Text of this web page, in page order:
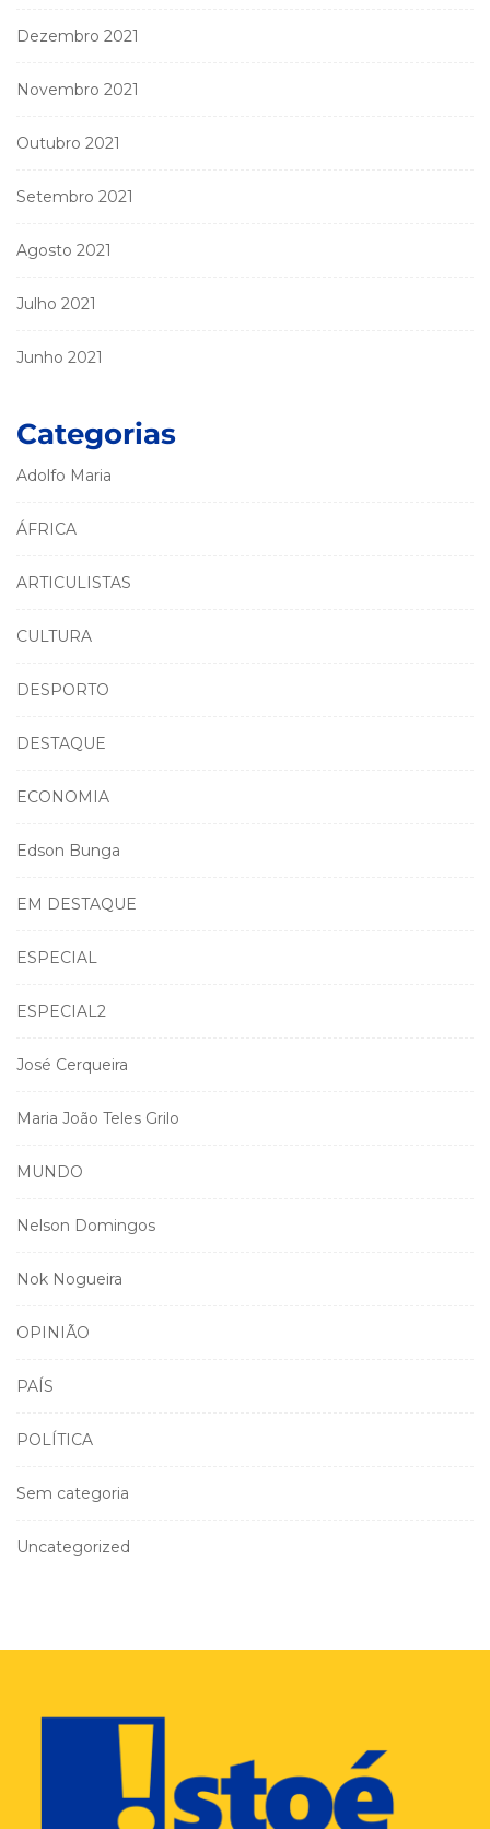
Dezembro 2021
Novembro 2021
Outubro 2021
Setembro 2021
Agosto 2021
Julho 2021
Junho 2021
Categorias
Adolfo Maria
ÁFRICA
ARTICULISTAS
CULTURA
DESPORTO
DESTAQUE
ECONOMIA
Edson Bunga
EM DESTAQUE
ESPECIAL
ESPECIAL2
José Cerqueira
Maria João Teles Grilo
MUNDO
Nelson Domingos
Nok Nogueira
OPINIÃO
PAÍS
POLÍTICA
Sem categoria
Uncategorized